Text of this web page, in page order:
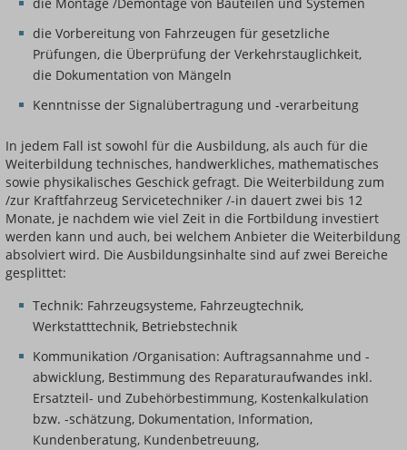
die Vorbereitung von Fahrzeugen für gesetzliche
Prüfungen, die Überprüfung der Verkehrstauglichkeit,
die Dokumentation von Mängeln
Kenntnisse der Signalübertragung und -verarbeitung
In jedem Fall ist sowohl für die Ausbildung, als auch für die
Weiterbildung technisches, handwerkliches, mathematisches
sowie physikalisches Geschick gefragt. Die Weiterbildung zum
/zur Kraftfahrzeug Servicetechniker /-in dauert zwei bis 12
Monate, je nachdem wie viel Zeit in die Fortbildung investiert
werden kann und auch, bei welchem Anbieter die Weiterbildung
absolviert wird. Die Ausbildungsinhalte sind auf zwei Bereiche
gesplittet:
Technik: Fahrzeugsysteme, Fahrzeugtechnik,
Werkstatttechnik, Betriebstechnik
Kommunikation /Organisation: Auftragsannahme und -
abwicklung, Bestimmung des Reparaturaufwandes inkl.
Ersatzteil- und Zubehörbestimmung, Kostenkalkulation
bzw. -schätzung, Dokumentation, Information,
Kundenberatung, Kundenbetreuung,